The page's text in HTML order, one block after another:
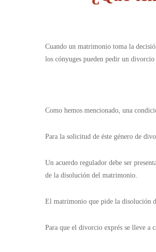
Cuando un matrimonio toma la
los cónyuges pueden pedir un
Como hemos mencionado, una
Para la solicitud de éste género de
Un acuerdo regulador debe ser
de la disolución del matrimonio.
El matrimonio que pide la disolución
Para que el divorcio exprés se lleve a